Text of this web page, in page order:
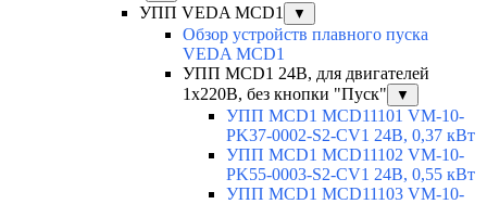
УПП VEDA MCD1 ▼
Обзор устройств плавного пуска
VEDA MCD1
УПП MCD1 24В, для двигателей
1х220В, без кнопки "Пуск"
▼
УПП MCD1 MCD11101 VM-10-
PK37-0002-S2-CV1 24В, 0,37 кВт
УПП MCD1 MCD11102 VM-10-
PK55-0003-S2-CV1 24В, 0,55 кВт
УПП MCD1 MCD11103 VM-10-